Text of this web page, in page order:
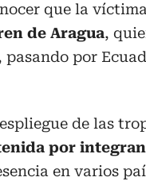
que la
de Aragua,
pasando por
de las
por
en varios